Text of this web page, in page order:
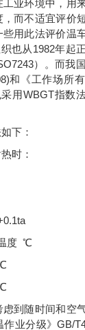
业环境中，用
而不适宜评价
用此法评价温
也从1982年起
）。而我
和《工作场所
用WBGT指数
下：
时：
度 ℃
到随时间和空
业分级》GB/